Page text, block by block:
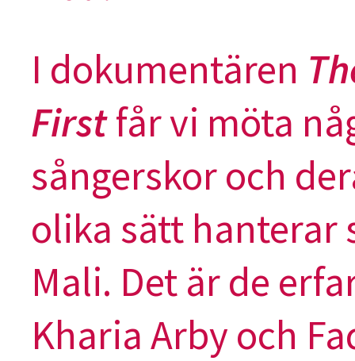
I dokumentären
Firstfår vi möta
sångerskor och
olika sätt
Mali. Det är de
Kharia Arby och